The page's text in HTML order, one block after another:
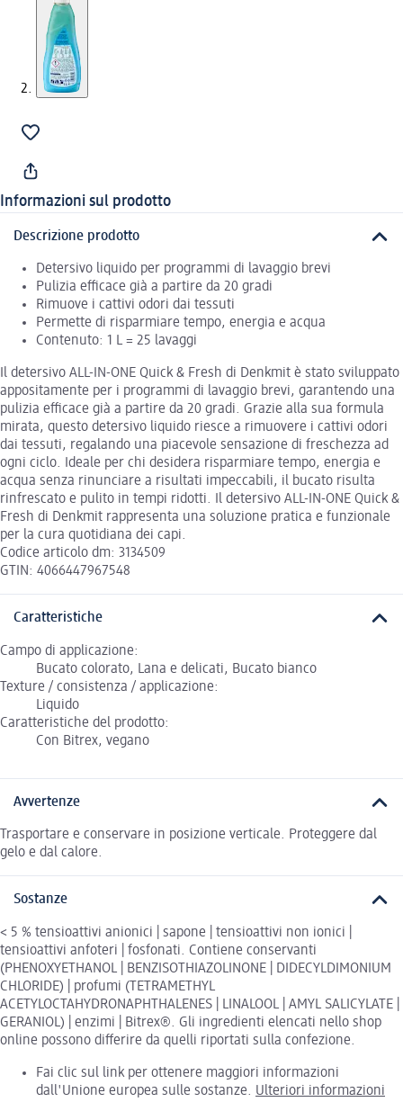
Informazioni sul prodotto
Descrizione prodotto
Detersivo liquido per programmi di lavaggio brevi
Pulizia efficace già a partire da 20 gradi
Rimuove i cattivi odori dai tessuti
Permette di risparmiare tempo, energia e acqua
Contenuto: 1 L = 25 lavaggi
Il detersivo ALL-IN-ONE Quick & Fresh di Denkmit è stato sviluppato
appositamente per i programmi di lavaggio brevi, garantendo una
pulizia efficace già a partire da 20 gradi. Grazie alla sua formula
mirata, questo detersivo liquido riesce a rimuovere i cattivi odori
dai tessuti, regalando una piacevole sensazione di freschezza ad
ogni ciclo. Ideale per chi desidera risparmiare tempo, energia e
acqua senza rinunciare a risultati impeccabili, il bucato risulta
rinfrescato e pulito in tempi ridotti. Il detersivo ALL-IN-ONE Quick &
Fresh di Denkmit rappresenta una soluzione pratica e funzionale
per la cura quotidiana dei capi.
Codice articolo dm: 3134509
GTIN: 4066447967548
Caratteristiche
Campo di applicazione:
Bucato colorato, Lana e delicati, Bucato bianco
Texture / consistenza / applicazione:
Liquido
Caratteristiche del prodotto:
Con Bitrex, vegano
Avvertenze
Trasportare e conservare in posizione verticale. Proteggere dal
gelo e dal calore.
Sostanze
< 5 % tensioattivi anionici | sapone | tensioattivi non ionici |
tensioattivi anfoteri | fosfonati. Contiene conservanti
(PHENOXYETHANOL | BENZISOTHIAZOLINONE | DIDECYLDIMONIUM
CHLORIDE) | profumi (TETRAMETHYL
ACETYLOCTAHYDRONAPHTHALENES | LINALOOL | AMYL SALICYLATE |
GERANIOL) | enzimi | Bitrex®. Gli ingredienti elencati nello shop
online possono differire da quelli riportati sulla confezione.
Fai clic sul link per ottenere maggiori informazioni
dall'Unione europea sulle sostanze. Ulteriori informazioni